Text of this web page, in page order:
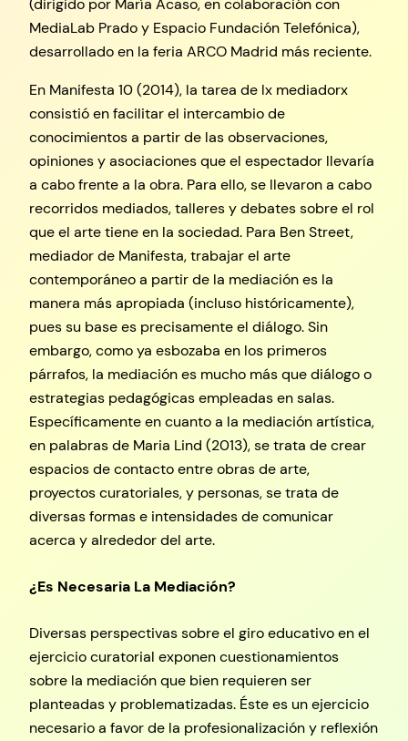
MediaLab Prado y Espacio Fundación Telefónica),
desarrollado en la feria ARCO Madrid más reciente.
En Manifesta 10 (2014), la tarea de lx mediadorx
consistió en facilitar el intercambio de
conocimientos a partir de las observaciones,
opiniones y asociaciones que el espectador llevaría
a cabo frente a la obra. Para ello, se llevaron a cabo
recorridos mediados, talleres y debates sobre el rol
que el arte tiene en la sociedad. Para Ben Street,
mediador de Manifesta, trabajar el arte
contemporáneo a partir de la mediación es la
manera más apropiada (incluso históricamente),
pues su base es precisamente el diálogo. Sin
embargo, como ya esbozaba en los primeros
párrafos, la mediación es mucho más que diálogo o
estrategias pedagógicas empleadas en salas.
Específicamente en cuanto a la mediación artística,
en palabras de Maria Lind (2013), se trata de crear
espacios de contacto entre obras de arte,
proyectos curatoriales, y personas, se trata de
diversas formas e intensidades de comunicar
acerca y alrededor del arte.
¿Es Necesaria La Mediación?
Diversas perspectivas sobre el giro educativo en el
ejercicio curatorial exponen cuestionamientos
sobre la mediación que bien requieren ser
planteadas y problematizadas. Éste es un ejercicio
necesario a favor de la profesionalización y reflexión